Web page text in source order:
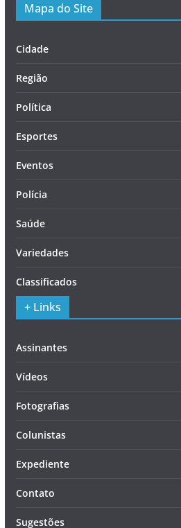
Mapa do Site
Cidade
Região
Política
Esportes
Eventos
Polícia
Saúde
Variedades
Classificados
+ Links
Assinantes
Vídeos
Fotografias
Colunistas
Expediente
Contato
Sugestões